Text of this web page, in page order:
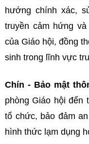
hướng chính xác,
truyền cảm hứng
của Giáo hội, đồng
sinh trong lĩnh vực
Chín - Bảo mật
phòng Giáo hội đến
tổ chức, bảo đảm
hình thức lạm dụng